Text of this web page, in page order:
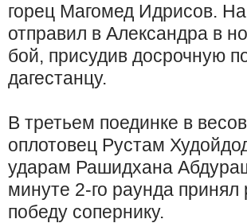
горец Магомед Идрисов.
отправил в Александра в
бой, присудив досрочную
дагестанцу.
В третьем поединке в
оплотовец Рустам
ударам Рашидхана
минуте 2-го раунда
победу сопернику.